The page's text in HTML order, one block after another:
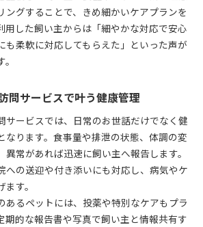
ングすることで、きめ細かいケアプランを
用した飼い主からは「細やかな対応で安心
も柔軟に対応してもらえた」といった声が
問サービスで叶う健康管理
サービスでは、日常のお世話だけでなく健
なります。食事量や排泄の状態、体調の変
常があれば迅速に飼い主へ報告します。
への送迎や付き添いにも対応し、病気やケ
す。
あるペットには、投薬や特別なケアもプラ
期的な報告書や写真で飼い主と情報共有す